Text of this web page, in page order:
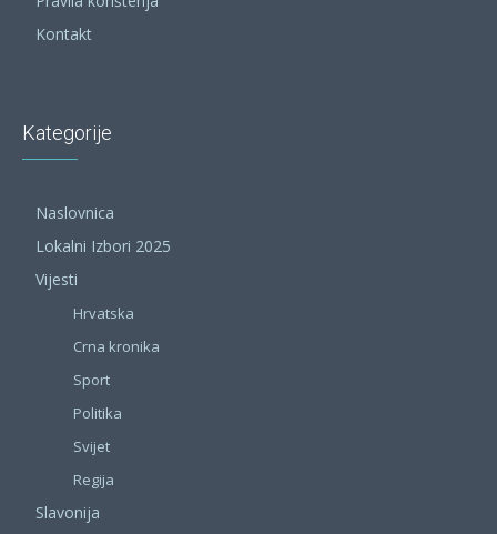
Kontakt
Kategorije
Naslovnica
Lokalni Izbori 2025
Vijesti
Hrvatska
Crna kronika
Sport
Politika
Svijet
Regija
Slavonija